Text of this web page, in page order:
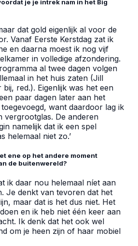
je je intrek nam in het Big
dat gold eigenlijk al voor de
Vanaf Eerste Kerstdag zat ik
en daarna moest ik nog vijf
in volledige afzondering.
al twee dagen volgen
in het huis zaten (Jill
red.). Eigenlijk was het een
paar dagen later aan het
want daardoor lag ik
vergrootglas. De anderen
namelijk dat ik een spel
helemaal niet zo.’
ene op het andere moment
de buitenwereld?
ik daar nou helemaal níet aan
Je denkt van tevoren dat het
maar dat is het dus niet. Het
en ik heb niet één keer aan
Ik denk dat het ook wel
om je heen zijn of haar mobiel